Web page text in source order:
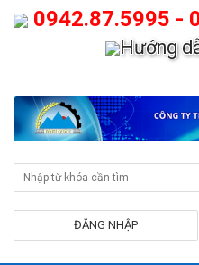
0942.87.5995 -
Hướng
ĐĂNG NHẬP